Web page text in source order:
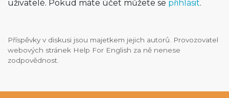
uživatelé. Pokud máte účet můžete se přihlásit.
Příspěvky v diskusi jsou majetkem jejich autorů. Provozovatel
webových stránek Help For English za ně nenese
zodpovědnost.